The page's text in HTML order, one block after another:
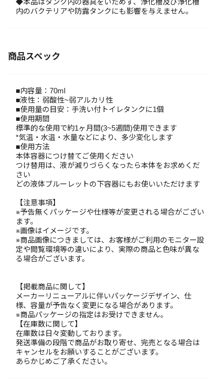
◆本品はタンク内の器具をいためず、浄化槽及び浄化槽
内のバクテリアや防露タンクにも影響を与えません。
商品スペック
■内容量：70ml
■液性：弱酸性~弱アルカリ性
■使用量の目安：手洗い付トイレタンクに1個
■使用期間
標準的な使用で約1ヶ月間(3~5週間)使用できます
*気温・水温・水量などにより、多少変化します
■使用方法
本体容器につけ替てご使用ください
つけ替用は、液が減りづらくなったら本体をお求めくだ
さい
どの液体ブルーレットの下容器にもお使いいただけます
【注意事項】
※予告無くパッケージや仕様等が変更される場合がござい
ます。
※画像はイメージです。
※商品画像につきましては、お客様がご利用のモニター設
定や閲覧環境等の違いにより、実際の商品と色味が異な
る場合がございます。
【掲載商品に関して】
メーカーリニューアルに伴いパッケージデザイン、仕
様、容量が予告なく変更になる場合があります。
※商品パッケージの指定はお受けできません。
【在庫数に関して】
在庫数は日々変動しております。
発送準備の段階で商品がお取り寄せ、完売となる場合は
キャンセルをお願いすることがございます。
あらかじめご了承ください。